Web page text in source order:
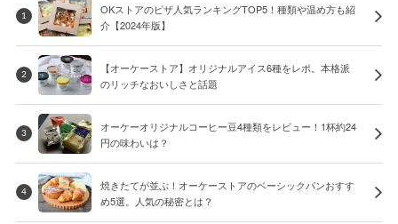
1
OKストアのピザ人気ランキングTOP5！種類や温め方も紹
介【2024年版】
2
【オーケーストア】オリジナルアイス6種をレポ。本格派
のリッチなおいしさと話題
3
オーケーオリジナルコーヒー豆4種類をレビュー！1杯約24
円の味わいは？
4
焼きたてが並ぶ！オーケーストアのベーシックパンおすす
め5選。人気の秘密とは？